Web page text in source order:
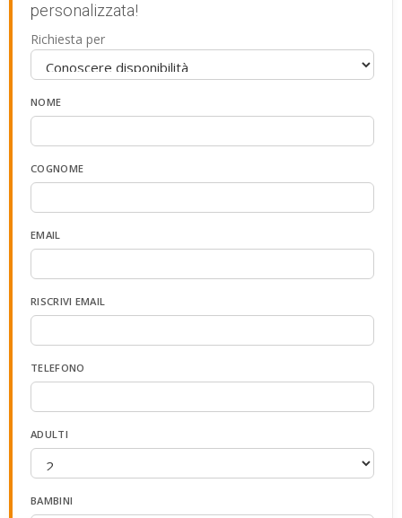
personalizzata!
Richiesta per
NOME
COGNOME
EMAIL
RISCRIVI EMAIL
TELEFONO
ADULTI
BAMBINI